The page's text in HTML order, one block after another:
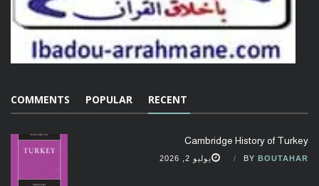
RECENT
POPULAR
COMMENTS
Cambridge History of Turkey
BY BOUTAHAR يوليو 2, 2026